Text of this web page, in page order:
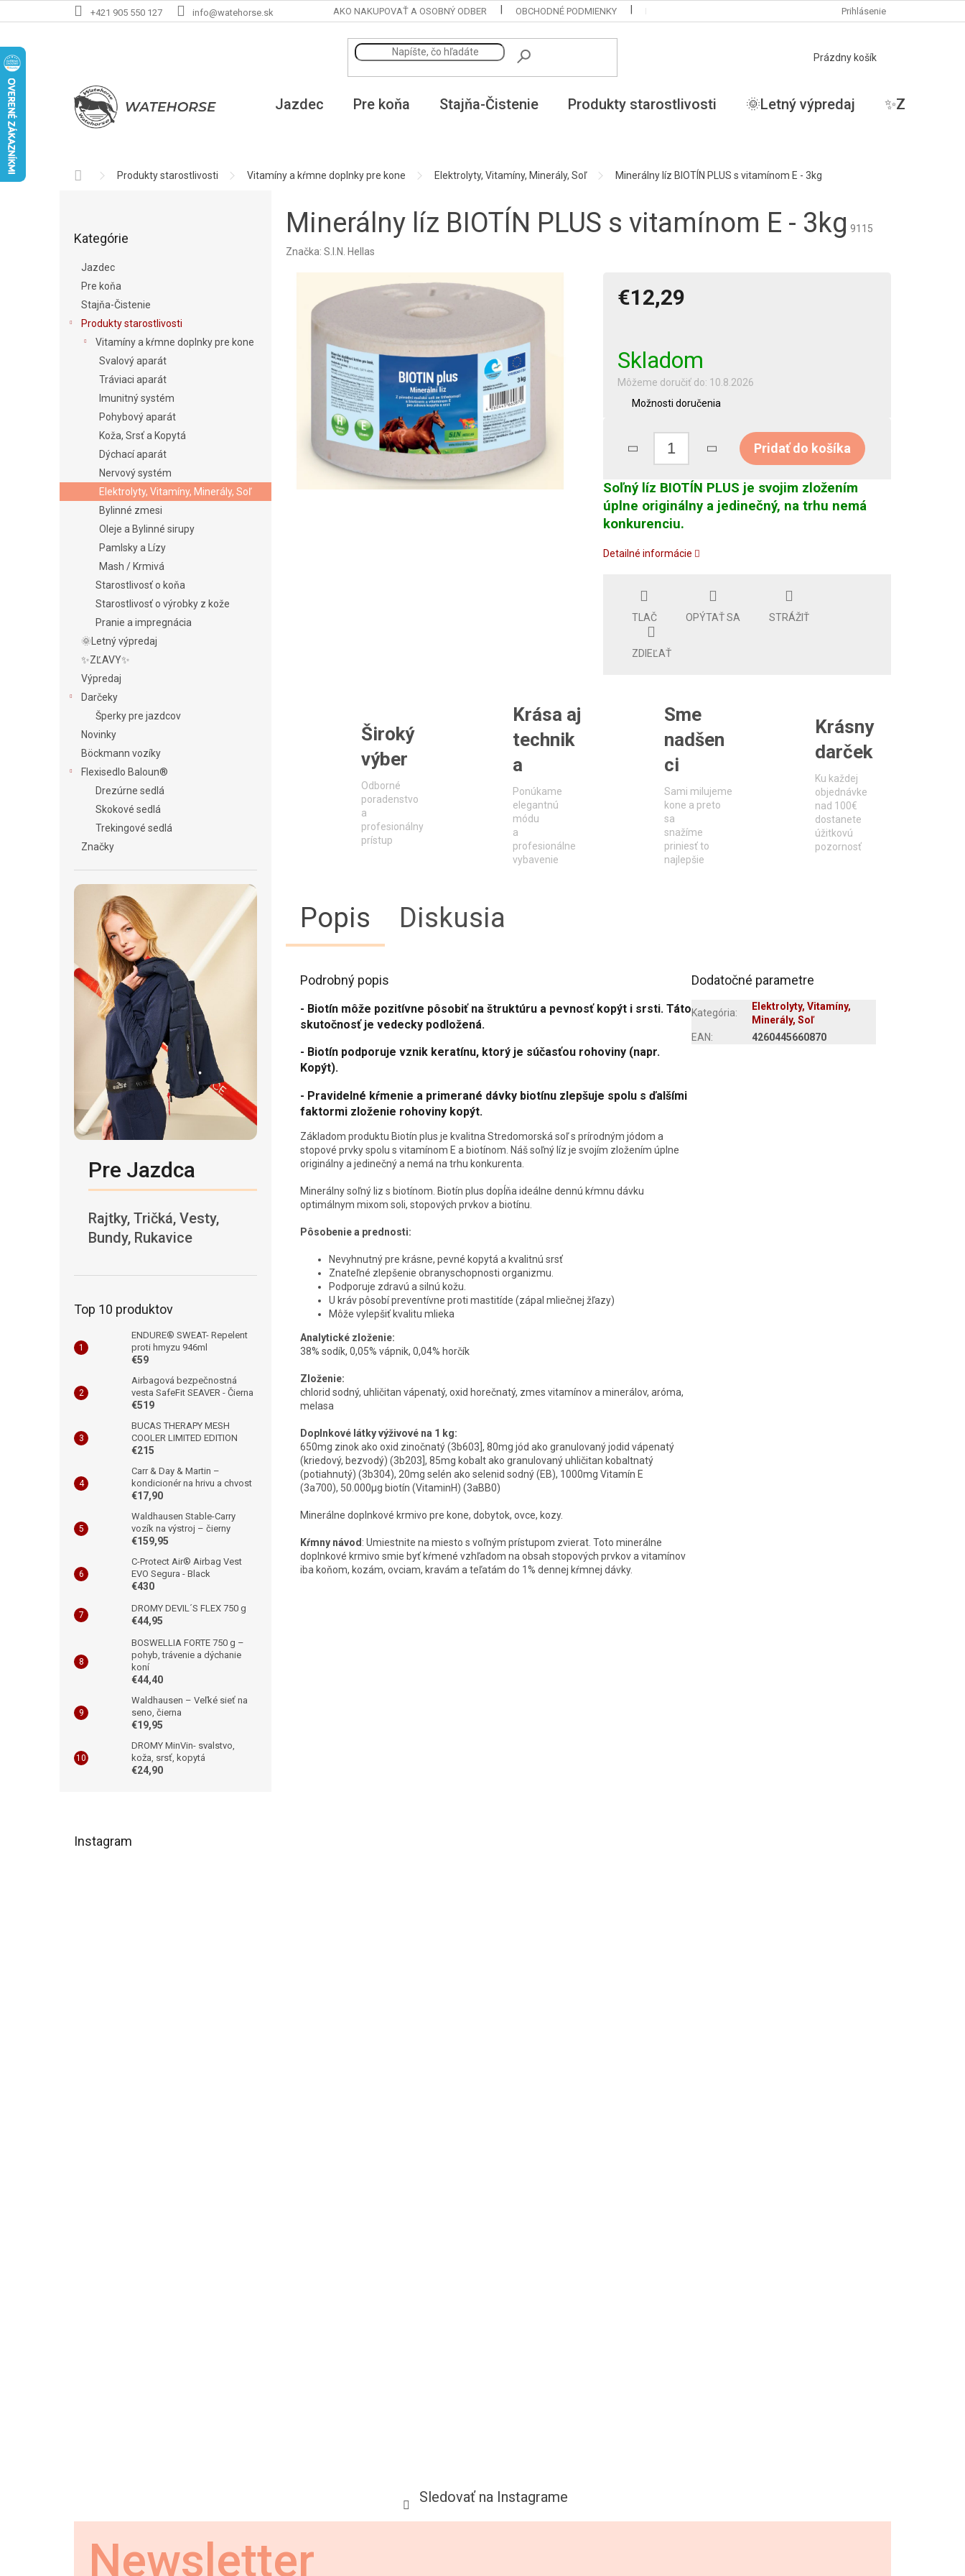
na
+421 905 550 127 info@watehorse.sk AKO NAKUPOVAŤ A OSOBNÝ ODBER OBCHODNÉ PODMIENKY PODMIENKY OCHRANY OSOBNÝCH ÚDAJOV MOJA OBJEDNÁVKA
Prihlásenie
NÁKUPNÝ
Prázdny košík
Jazdec Pre koňa Stajňa-Čistenie Produkty starostlivosti 🌞Letný výpredaj ✨ZĽAVY✨
DomovProdukty starostlivosti Vitamíny a kŕmne doplnky pre kone Elektrolyty, Vitamíny, Minerály, Soľ Minerálny líz BIOTÍN PLUS s vitamínom E - 3kg
kategórie
Kategórie
Jazdec
Pre koňa
Stajňa-Čistenie
Produkty starostlivosti
Vitamíny a kŕmne doplnky pre kone
Svalový aparát
Tráviaci aparát
Imunitný systém
Pohybový aparát
Koža, Srsť a Kopytá
Dýchací aparát
Nervový systém
Elektrolyty, Vitamíny, Minerály, Soľ
Bylinné zmesi
Oleje a Bylinné sirupy
Pamlsky a Lízy
Mash / Krmivá
Starostlivosť o koňa
Starostlivosť o výrobky z kože
Pranie a impregnácia
🌞Letný výpredaj
✨ZĽAVY✨
Výpredaj
Darčeky
Šperky pre jazdcov
Novinky
Böckmann vozíky
Flexisedlo Baloun®
Drezúrne sedlá
Skokové sedlá
Trekingové sedlá
Značky
Pre Jazdca
Rajtky, Tričká, Vesty,
Bundy, Rukavice
Top 10 produktov
ENDURE® SWEAT- Repelent
proti hmyzu 946ml
€59
Airbagová bezpečnostná
vesta SafeFit SEAVER - Čierna
€519
BUCAS THERAPY MESH
COOLER LIMITED EDITION
€215
Carr & Day & Martin –
kondicionér na hrivu a chvost
€17,90
Waldhausen Stable-Carry
vozík na výstroj – čierny
€159,95
C-Protect Air® Airbag Vest
EVO Segura - Black
€430
DROMY DEVIL´S FLEX 750 g
€44,95
BOSWELLIA FORTE 750 g –
pohyb, trávenie a dýchanie
koní
€44,40
Waldhausen – Veľké sieť na
seno, čierna
€19,95
DROMY MinVin- svalstvo,
koža, srsť, kopytá
€24,90
Minerálny líz BIOTÍN PLUS s vitamínom E - 3kg 9115
Značka: S.I.N. Hellas
€12,29
Skladom
Môžeme doručiť do: 10.8.2026
Možnosti doručenia
Pridať do košíka
Soľný líz BIOTÍN PLUS je svojim zložením
úplne originálny a jedinečný, na trhu nemá
konkurenciu.
Detailné informácie
TLAČ OPÝTAŤ SA STRÁŽIŤ
ZDIEĽAŤ
Široký
výber
Odborné
poradenstvo
a
profesionálny
prístup
Krása aj
technik
a
Ponúkame
elegantnú
módu
a
profesionálne
vybavenie
Sme
nadšen
ci
Sami milujeme
kone a preto
sa
snažíme
priniesť to
najlepšie
Krásny
darček
Ku každej
objednávke
nad 100€
dostanete
úžitkovú
pozornosť
Popis Diskusia
Podrobný popis
- Biotín môže pozitívne pôsobiť na štruktúru a pevnosť kopýt i srsti. Táto
skutočnosť je vedecky podložená.
- Biotín podporuje vznik keratínu, ktorý je súčasťou rohoviny (napr.
Kopýt).
- Pravidelné kŕmenie a primerané dávky biotínu zlepšuje spolu s ďalšími
faktormi zloženie rohoviny kopýt.
Základom produktu Biotín plus je kvalitna Stredomorská soľ s prírodným jódom a
stopové prvky spolu s vitamínom E a biotínom. Náš soľný líz je svojím zložením úplne
originálny a jedinečný a nemá na trhu konkurenta.
Minerálny soľný liz s biotínom. Biotín plus dopĺňa ideálne dennú kŕmnu dávku
optimálnym mixom soli, stopových prvkov a biotínu.
Pôsobenie a prednosti:
Nevyhnutný pre krásne, pevné kopytá a kvalitnú srsť
Znateľné zlepšenie obranyschopnosti organizmu.
Podporuje zdravú a silnú kožu.
U kráv pôsobí preventívne proti mastitíde (zápal mliečnej žľazy)
Môže vylepšiť kvalitu mlieka
Analytické zloženie:
38% sodík, 0,05% vápnik, 0,04% horčík
Zloženie:
chlorid sodný, uhličitan vápenatý, oxid horečnatý, zmes vitamínov a minerálov, aróma,
melasa
Doplnkové látky výživové na 1 kg:
650mg zinok ako oxid zinočnatý (3b603], 80mg jód ako granulovaný jodid vápenatý
(kriedový, bezvodý) (3b203], 85mg kobalt ako granulovaný uhličitan kobaltnatý
(potiahnutý) (3b304), 20mg selén ako selenid sodný (EB), 1000mg Vitamín E
(3a700), 50.000μg biotín (VitaminH) (3aBB0)
Minerálne doplnkové krmivo pre kone, dobytok, ovce, kozy.
Kŕmny návod: Umiestnite na miesto s voľným prístupom zvierat. Toto minerálne
doplnkové krmivo smie byť kŕmené vzhľadom na obsah stopových prvkov a vitamínov
iba koňom, kozám, ovciam, kravám a teľatám do 1% dennej kŕmnej dávky.
Dodatočné parametre
Kategória:
Elektrolyty, Vitamíny,
Minerály, Soľ
EAN: 4260445660870
Instagram
Sledovať na Instagrame
Newsletter